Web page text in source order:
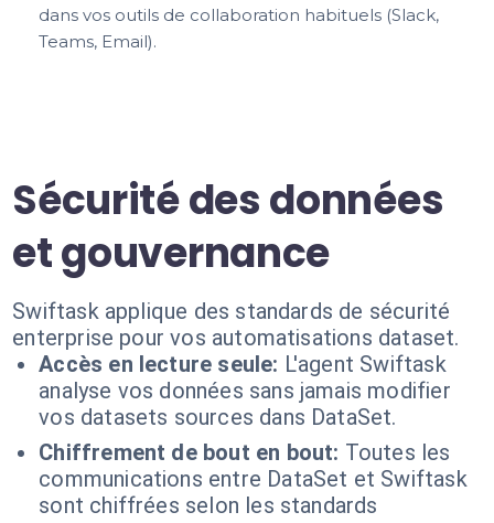
dans vos outils de collaboration habituels (Slack,
Teams, Email).
Sécurité des données
et gouvernance
Swiftask applique des standards de sécurité
enterprise pour vos automatisations dataset.
Accès en lecture seule: L'agent Swiftask
analyse vos données sans jamais modifier
vos datasets sources dans DataSet.
Chiffrement de bout en bout: Toutes les
communications entre DataSet et Swiftask
sont chiffrées selon les standards